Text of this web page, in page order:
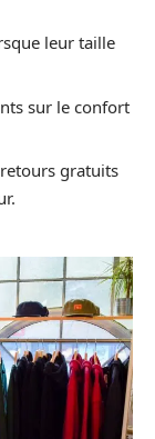
leur taille
sur le confort
gratuits